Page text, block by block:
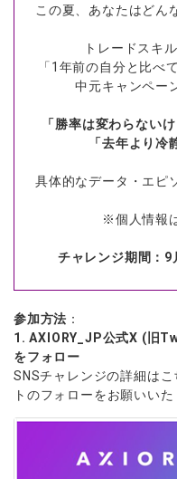
この夏、あなたはどん
トレードスキ
「1年前の自分と比べ
中元キャンペー
「勝率は変わらない
「去年より冷
具体的なデータ・エピ
※個人情報
チャレンジ期間：9
参加方法 ：
1. AXIORY_JP公式X (旧
をフォロー
SNSチャレンジの詳細は
トのフォローをお願いいた